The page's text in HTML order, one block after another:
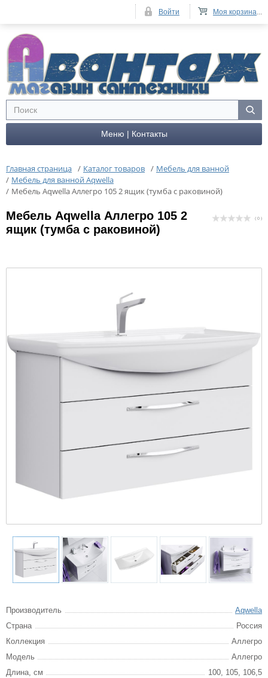
Меню | Контакты
Главная страница / Каталог товаров / Мебель для ванной
/ Мебель для ванной Aqwella
/ Мебель Aqwella Аллегро 105 2 ящик (тумба с раковиной)
Мебель Aqwella Аллегро 105 2
ящик (тумба с раковиной)
( 0 )
Производитель
Aqwella
Страна
Россия
Коллекция
Аллегро
Модель
Аллегро
Длина, см
100, 105, 106,5
Моя корзина...
Войти